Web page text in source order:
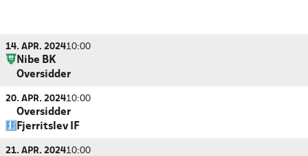
14. APR. 202410:00
Nibe BK
Oversidder
20. APR. 202410:00
Oversidder
Fjerritslev IF
21. APR. 202410:00